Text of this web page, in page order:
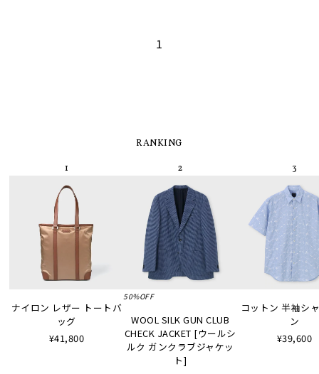
1
RANKING
ナイロン レザー トートバ
ッグ
¥41,800
50%OFF
WOOL SILK GUN CLUB
CHECK JACKET [ウールシ
ルク ガンクラブジャケッ
ト]
コットン 半袖シ
ン
¥39,600